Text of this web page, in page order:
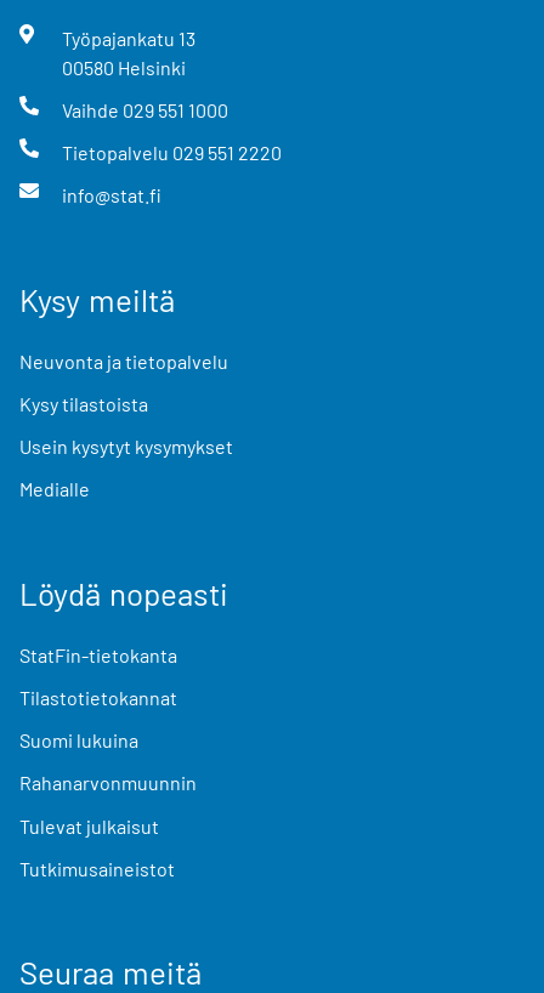
Työpajankatu 13
00580 Helsinki
Vaihde 029 551 1000
Tietopalvelu 029 551 2220
info@stat.fi
Kysy meiltä
Neuvonta ja tietopalvelu
Kysy tilastoista
Usein kysytyt kysymykset
Medialle
Löydä nopeasti
StatFin-tietokanta
Tilastotietokannat
Suomi lukuina
Rahanarvonmuunnin
Tulevat julkaisut
Tutkimusaineistot
Seuraa meitä